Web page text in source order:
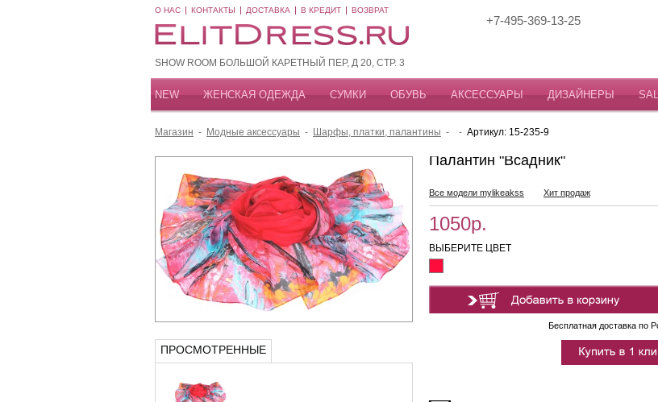
О НАС КОНТАКТЫ ДОСТАВКА В КРЕДИТ ВОЗВРАТ
SHOW ROOM БОЛЬШОЙ КАРЕТНЫЙ ПЕР, Д 20, СТР. 3
+7-495-369-13-25
NEW ЖЕНСКАЯ ОДЕЖДА СУМКИ ОБУВЬ АКСЕССУАРЫ ДИЗАЙНЕРЫ
Магазин - Модные аксессуары - Шарфы, платки, палантины - - Артикул: 15-235-9
ПРОСМОТРЕННЫЕ
Палантин "Всадник"
Все модели mylikeakss Хит продаж
1050р.
ВЫБЕРИТЕ ЦВЕТ
Бесплатная доставка по